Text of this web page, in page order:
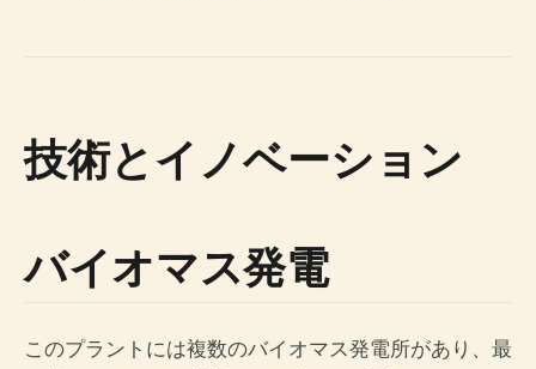
技術とイノベーション
バイオマス発電
このプラントには複数のバイオマス発電所があり、最